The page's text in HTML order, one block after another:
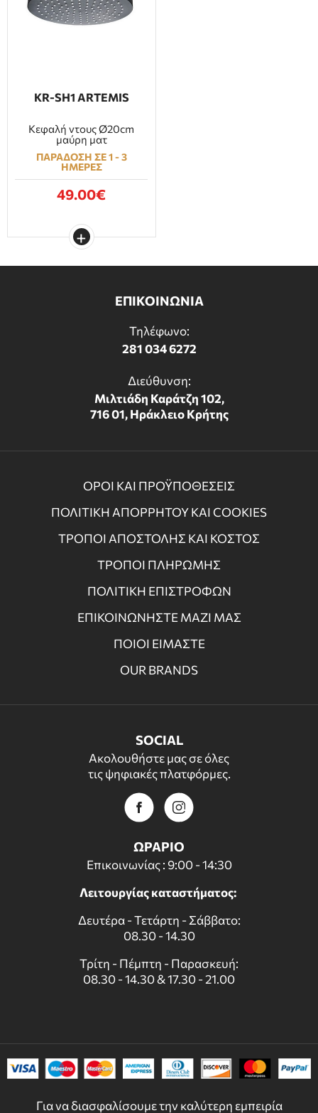
Για να διασφαλίσουμε την καλύτερη εμπειρία
KR-SH1 ARTEMIS
Κεφαλή ντους Ø20cm
μαύρη ματ
ΠΑΡΑΔΟΣΗ ΣΕ 1 - 3
ΗΜΕΡΕΣ
49.00€
ΕΠΙΚΟΙΝΩΝΙΑ
Τηλέφωνο:
281 034 6272
Διεύθυνση:
Μιλτιάδη Καράτζη 102,
716 01, Ηράκλειο Κρήτης
ΟΡΟΙ ΚΑΙ ΠΡΟΫΠΟΘΕΣΕΙΣ
ΠΟΛΙΤΙΚΗ ΑΠΟΡΡΗΤΟΥ ΚΑΙ COOKIES
ΤΡΟΠΟΙ ΑΠΟΣΤΟΛΗΣ ΚΑΙ ΚΟΣΤΟΣ
ΤΡΟΠΟΙ ΠΛΗΡΩΜΗΣ
ΠΟΛΙΤΙΚΗ ΕΠΙΣΤΡΟΦΩΝ
ΕΠΙΚΟΙΝΩΝΗΣΤΕ ΜΑΖΙ ΜΑΣ
ΠΟΙΟΙ ΕΙΜΑΣΤΕ
OUR BRANDS
SOCIAL
Ακολουθήστε μας σε όλες
τις ψηφιακές πλατφόρμες.
ΩΡΑΡΙΟ
Επικοινωνίας : 9:00 - 14:30
Λειτουργίας καταστήματος:
Δευτέρα - Τετάρτη - Σάββατο:
08.30 - 14.30
Τρίτη - Πέμπτη - Παρασκευή:
08.30 - 14.30 & 17.30 - 21.00